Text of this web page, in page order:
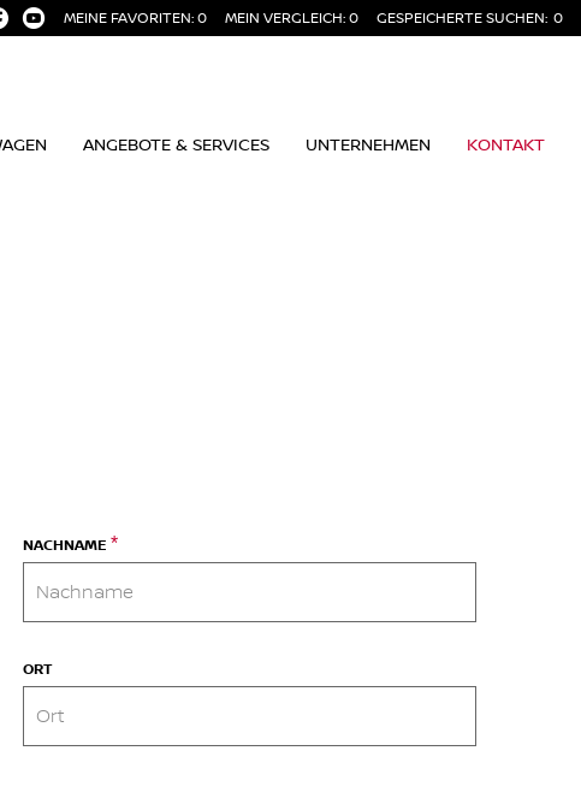
MEINE FAVORITEN:0 MEIN VERGLEICH:0 GESPEICHERTE SUCHEN: 0
ANGEBOTE & SERVICES UNTERNEHMEN KONTAKT
NACHNAME*
ORT